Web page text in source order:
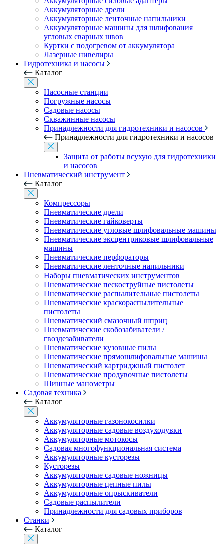
Аккумуляторные дрели
Аккумуляторные ленточные напильники
Аккумуляторные машины для шлифования
угловых сварных швов
Куртки с подогревом от аккумулятора
Лазерные нивелиры
Гидротехника и насосы
Каталог
Насосные станции
Погружные насосы
Садовые насосы
Скважинные насосы
Принадлежности для гидротехники и насосов
Принадлежности для гидротехники и насосов
Защита от работы всухую для гидротехники
и насосов
Пневматический инструмент
Каталог
Компрессоры
Пневматические дрели
Пневматические гайковерты
Пневматические угловые шлифовальные машины
Пневматические эксцентриковые шлифовальные
машины
Пневматические перфораторы
Пневматические ленточные напильники
Наборы пневматических инструментов
Пневматические пескоструйные пистолеты
Пневматические распылительные пистолеты
Пневматические краскораспылительные
пистолеты
Пневматический смазочный шприц
Пневматические скобозабиватели /
гвоздезабиватели
Пневматические кузовные пилы
Пневматические прямошлифовальные машины
Пневматический картриджный пистолет
Пневматические продувочные пистолеты
Шинные манометры
Садовая техника
Каталог
Аккумуляторные газонокосилки
Аккумуляторные садовые воздуходувки
Аккумуляторные мотокосы
Садовая многофункциональная система
Аккумуляторные кусторезы
Кусторезы
Аккумуляторные садовые ножницы
Аккумуляторные цепные пилы
Аккумуляторные опрыскиватели
Садовые распылители
Принадлежности для садовых приборов
Станки
Каталог